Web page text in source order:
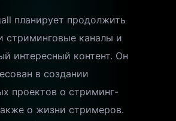
планирует продолжить
стриминговые каналы и
интересный контент. Он
в создании
проектов о стриминг-
о жизни стримеров.